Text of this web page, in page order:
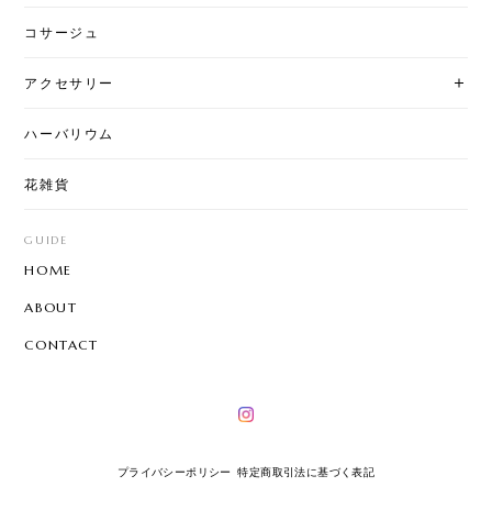
コサージュ
アクセサリー
ハーバリウム
花雑貨
GUIDE
HOME
ABOUT
CONTACT
プライバシーポリシー 特定商取引法に基づく表記